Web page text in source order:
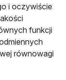
i oczywiście
funkcji
równowagi